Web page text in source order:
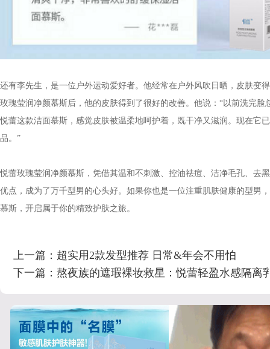
还有李先生，是一位户外运动爱好者。他经常在户外风吹日晒，皮肤变
玫瑰莹润净颜慕斯后，他的皮肤得到了很好的改善。他说： “以前洗完脸
悦蕾这款洁面慕斯，感觉皮肤被温柔地呵护着，既干净又滋润。现在它
品。”
悦蕾玫瑰莹润净颜慕斯，凭借其温和不刺激、控油祛痘、洁净毛孔、去
优点，成为了万千型男的心头好。如果你也是一位注重肌肤健康的型男
慕斯，开启属于你的精致护肤之旅。
上一篇： 超实用2款发型推荐 日常&年会不用怕
下一篇： 熬夜族的遮瑕裸妆救星：悦蕾轻盈水感隔离